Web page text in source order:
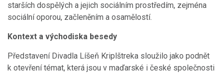
starších dospělých a jejich sociálním prostředím, zejména
sociální oporou, začleněním a osamělostí.
Kontext a východiska besedy
Představení Divadla Líšeň Kriplštreka sloužilo jako podnět
k otevření témat, která jsou v maďarské i české společnosti